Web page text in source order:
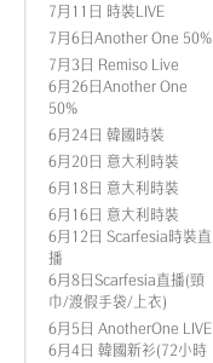
7月11日 時裝LIVE
7月6日Another One 50%
7月3日 Remiso Live
6月26日Another One
50%
6月24日 韓國時裝
6月20日 意大利時裝
6月18日 意大利時裝
6月16日 意大利時裝
6月12日 Scarfesia時裝直
播
6月8日Scarfesia直播(頸
巾/渡假手袋/上衣)
6月5日 AnotherOne LIVE
6月4日 韓國新衫(72小時